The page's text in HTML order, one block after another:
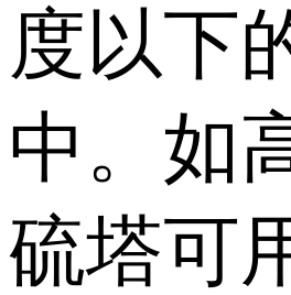
度以下
中。如
硫塔可